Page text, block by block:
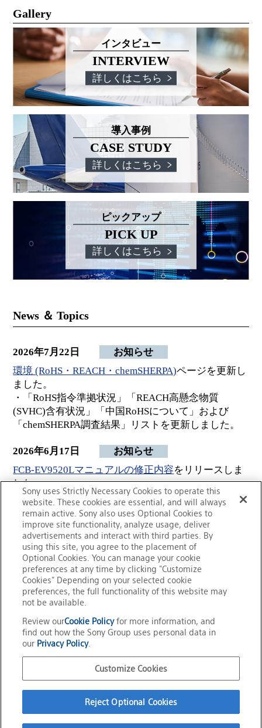
Gallery
インタビュー
INTERVIEW
詳しくはこちら
導入事例
CASE STUDY
詳しくはこちら
ピックアップ
PICK UP
詳しくはこちら
News ＆ Topics
2026年7月22日
お知らせ
環境 (RoHS・REACH・chemSHERPA)ページを更新し
ました。
・「RoHS指令準拠状況」「REACH高懸念物質
(SVHC)含有状況」「中国RoHSについて」および
「chemSHERPA調査結果」リストを更新しました。
2026年6月17日
お知らせ
FCB-EV9520Lマニュアルの修正内容をリリースしま
した。
2026年6月17日
お知らせ
XPL-SDKW取扱説明書を更新しました。
※ソフトウェアダウンロードには利用登録 が必要で
す。
すべて見る
サイトマップ
Sony uses Strictly Necessary Cookies to operate this
website. These cookies are essential, and will always
remain active. Sony also uses Optional Cookies to
improve site functionality, analyze usage, deliver
advertisements and interact with third parties. By
using this site, you agree to the placement of
Optional Cookies. You can manage your cookie
preferences at any time by clicking "Customize
Cookies" Depending on your selected cookie
preferences, the full functionality of this website may
not be available.
Review ourCookie Policyfor more information, and
find out how the Sony Group uses personal data in
our Privacy Policy.
Customize Cookies
Reject Optional Cookies